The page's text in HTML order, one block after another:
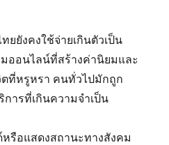
ยยังคงใช้จ่ายเกินตัวเป็น
ออนไลน์ที่สร้างค่านิยมและ
ที่หรูหรา คนทั่วไปมักถูก
ารที่เกินความจำเป็น
หรือแสดงสถานะทางสังคม